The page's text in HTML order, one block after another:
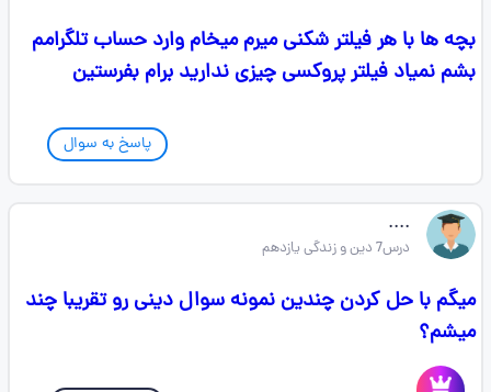
بچه ها با هر فیلتر شکنی میرم میخام وارد حساب تلگرامم
بشم نمیاد فیلتر پروکسی چیزی ندارید برام بفرستین
پاسخ به سوال
....
درس7 دین و زندگی یازدهم
میگم با حل کردن چندین نمونه سوال دینی رو تقریبا چند
میشم؟